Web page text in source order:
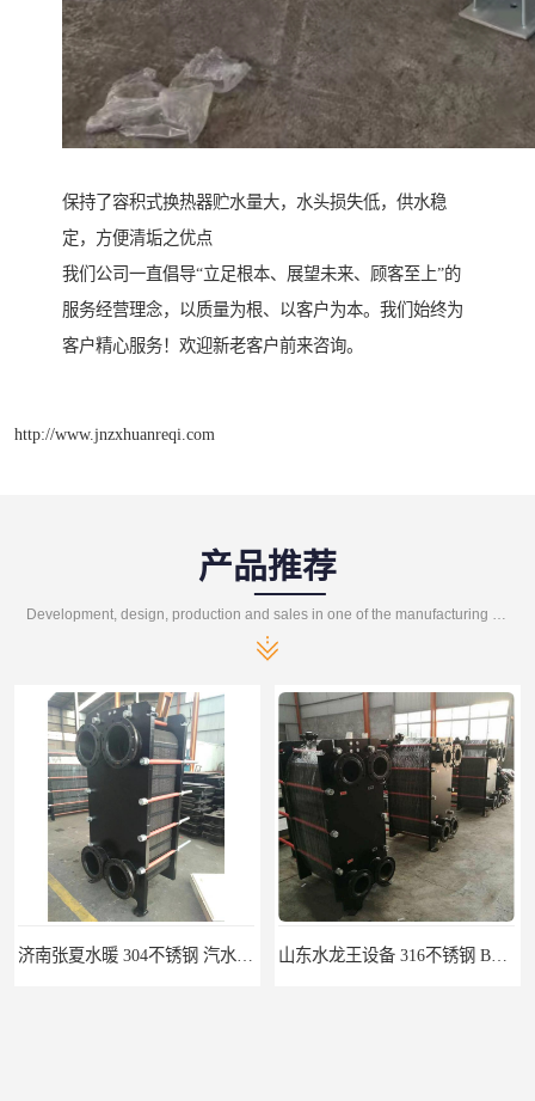
保持了容积式换热器贮水量大，水头损失低，供水稳
定，方便清垢之优点
我们公司一直倡导“立足根本、展望未来、顾客至上”的
服务经营理念，以质量为根、以客户为本。我们始终为
客户精心服务！欢迎新老客户前来咨询。
http://www.jnzxhuanreqi.com
产品推荐
Development, design, production and sales in one of the manufacturing enterprises
山东水龙王设备 316不锈钢 BRB0.72板式换热器